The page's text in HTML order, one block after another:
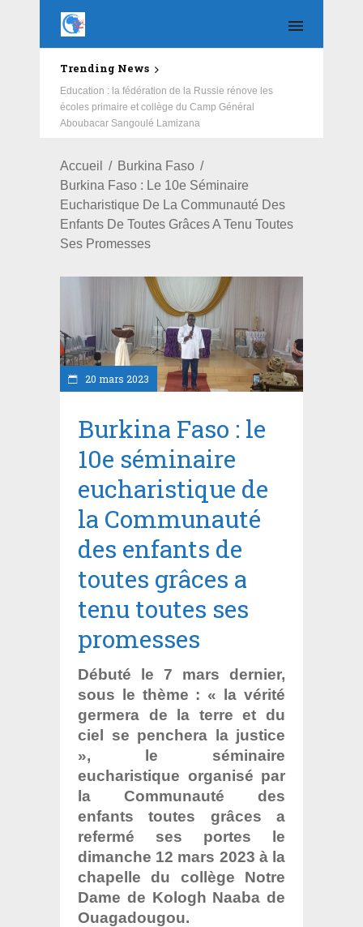
Trending News
Education : la fédération de la Russie rénove les
écoles primaire et collège du Camp Général
Aboubacar Sangoulé Lamizana
Accueil
Burkina Faso
Burkina Faso : Le 10e Séminaire
Eucharistique De La Communauté Des
Enfants De Toutes Grâces A Tenu Toutes
Ses Promesses
20 mars 2023
Burkina Faso : le
10e séminaire
eucharistique de
la Communauté
des enfants de
toutes grâces a
tenu toutes ses
promesses
Débuté le 7 mars dernier,
sous le thème : « la vérité
germera de la terre et du
ciel se penchera la justice
», le séminaire
eucharistique organisé par
la Communauté des
enfants toutes grâces a
refermé ses portes le
dimanche 12 mars 2023 à la
chapelle du collège Notre
Dame de Kologh Naaba de
Ouagadougou.